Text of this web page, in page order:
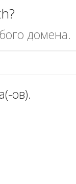
домена.
ов).